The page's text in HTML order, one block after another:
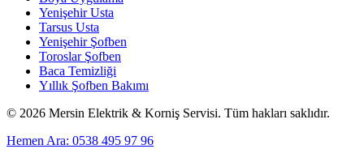
Yenişehir Usta
Tarsus Usta
Yenişehir Şofben
Toroslar Şofben
Baca Temizliği
Yıllık Şofben Bakımı
© 2026 Mersin Elektrik & Korniş Servisi. Tüm hakları saklıdır.
Hemen Ara: 0538 495 97 96